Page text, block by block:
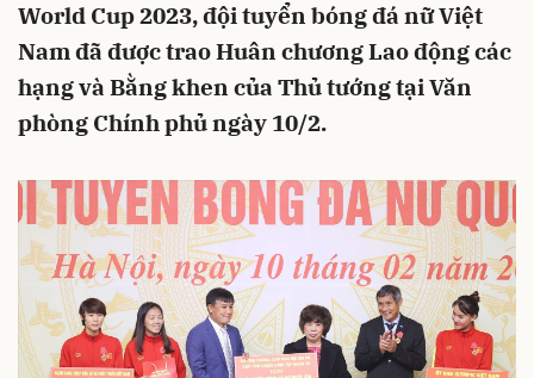
World Cup 2023, đội tuyển bóng đá nữ Việt
Nam đã được trao Huân chương Lao động các
hạng và Bằng khen của Thủ tướng tại Văn
phòng Chính phủ ngày 10/2.